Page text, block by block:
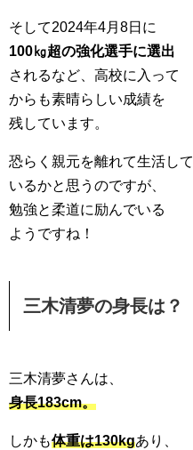
そして2024年4月8日に
100㎏超の強化選手に選出
されるなど、高校に入って
からも素晴らしい成績を
残しています。
恐らく親元を離れて生活して
いるかと思うのですが、
勉強と柔道に励んでいる
ようですね！
三木清夢の身長は？
三木清夢さんは、
身長183cm。
しかも体重は130kgあり、